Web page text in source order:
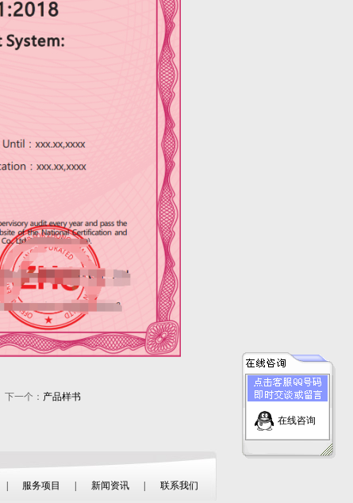
下一个： 产品样书
服务项目 新闻资讯 联系我们
在线咨询